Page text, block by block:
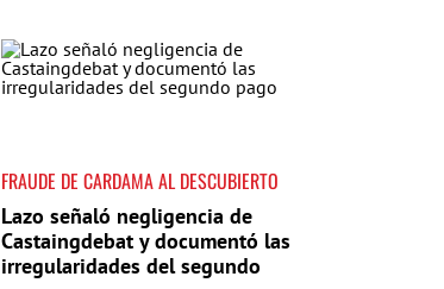
FRAUDE DE CARDAMA AL DESCUBIERTO
Lazo señaló negligencia de
Castaingdebat y documentó las
irregularidades del segundo